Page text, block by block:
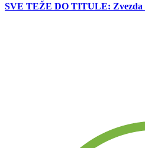
SVE TEŽE DO TITULE: Zvezda